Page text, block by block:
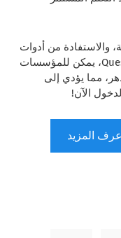
والاستفادة من أدوات
التغذية الراجعة مثل QuestionPro Workforce، يمكن للمؤسسات
مما يؤدي إلى
الآن!
المزيد